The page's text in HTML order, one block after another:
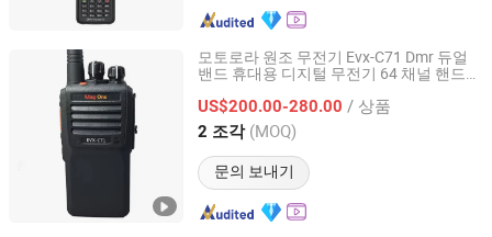
모토로라 원조 무전기 Evx-C71 Dmr 듀얼
밴드 휴대용 디지털 무전기 64 채널 핸드헬
US$200.00-280.00 / 상품
2 조각 (MOQ)
문의 보내기
Quanzhou Jinfa Trading Co., Ltd.
Fujian, China 이후 2023